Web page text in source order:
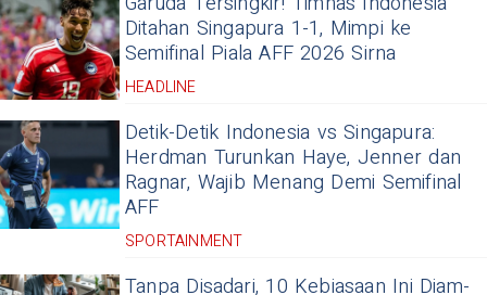
Ditahan Singapura 1-1, Mimpi ke
Semifinal Piala AFF 2026 Sirna
HEADLINE
Detik-Detik Indonesia vs Singapura:
Herdman Turunkan Haye, Jenner dan
Ragnar, Wajib Menang Demi Semifinal
AFF
SPORTAINMENT
Tanpa Disadari, 10 Kebiasaan Ini Diam-